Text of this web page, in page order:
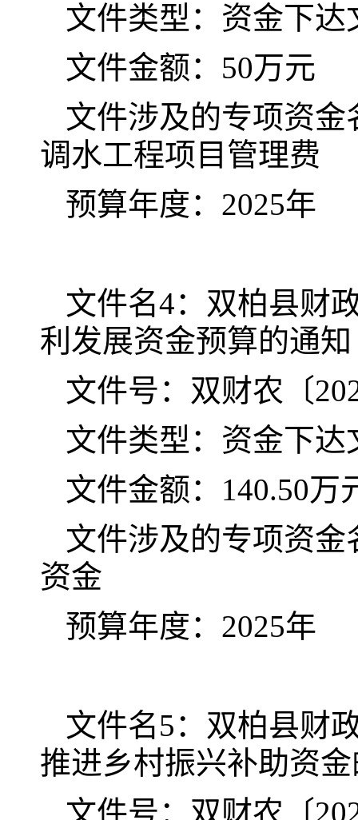
文件类型：资金下达
文件金额：50万元
文件涉及的专项资
调水工程项目管理费
预算年度：2025年
文件名4：双柏县财
利发展资金预算的通知
文件号：双财农〔
文件类型：资金下达
文件金额：140.50万
文件涉及的专项资
资金
预算年度：2025年
文件名5：双柏县财
推进乡村振兴补助资
文件号：双财农〔